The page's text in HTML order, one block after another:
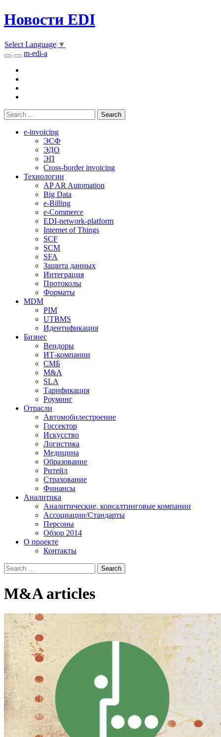
Новости EDI
Select Language ▼
m-edi-a
e-invoicing
ЭСФ
ЭДО
ЭП
Cross-border invoicing
Технологии
AP AR Automation
Big Data
e-Billing
e-Commerce
EDI-network-platform
Internet of Things
SCF
SCM
SFA
Защита данных
Интеграция
Протоколы
Форматы
MDM
PIM
UTBMS
Идентификация
Бизнес
Вендоры
ИТ-компании
СМБ
M&A
SLA
Тарификация
Роуминг
Отрасли
Автомобилестроение
Госсектор
Искусство
Логистика
Медицина
Образование
Ритейл
Страхование
Финансы
Аналитика
Аналитические, консалтинговые компании
Ассоциации/Стандарты
Персоны
Обзор 2014
О проекте
Контакты
M&Aarticles